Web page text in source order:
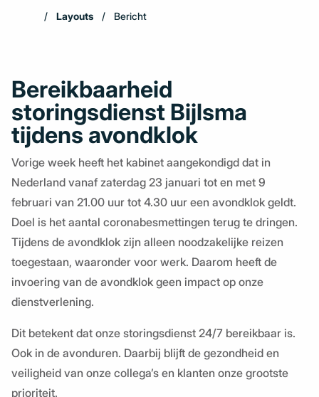
Layouts Bericht
Bereikbaarheid
storingsdienst Bijlsma
tijdens avondklok
Vorige week heeft het kabinet aangekondigd dat in
Nederland vanaf zaterdag 23 januari tot en met 9
februari van 21.00 uur tot 4.30 uur een avondklok geldt.
Doel is het aantal coronabesmettingen terug te dringen.
Tijdens de avondklok zijn alleen noodzakelijke reizen
toegestaan, waaronder voor werk. Daarom heeft de
invoering van de avondklok geen impact op onze
dienstverlening.
Dit betekent dat onze storingsdienst 24/7 bereikbaar is.
Ook in de avonduren. Daarbij blijft de gezondheid en
veiligheid van onze collega’s en klanten onze grootste
prioriteit.